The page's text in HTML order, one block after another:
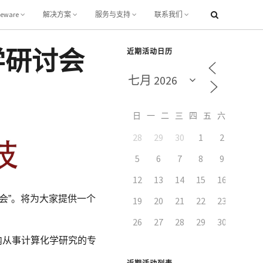
解决方案 服务与支持 联系我们
讨会
”。将为大家提供一个
事计算化学研究的专
近期活动日历
日 一 二 三 四 五
28 29 30 1 2
5
6 7 8 9
12
13 14 15 16
19
20 21 22 23
26
27 28 29 30